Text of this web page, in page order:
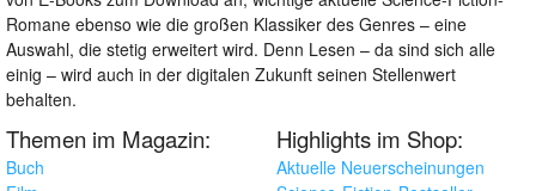
Romane ebenso wie die großen Klassiker des Genres – eine
Auswahl, die stetig erweitert wird. Denn Lesen – da sind sich alle
einig – wird auch in der digitalen Zukunft seinen Stellenwert
behalten.
Themen im Magazin:
Buch
Highlights im Shop:
Aktuelle Neuerscheinungen